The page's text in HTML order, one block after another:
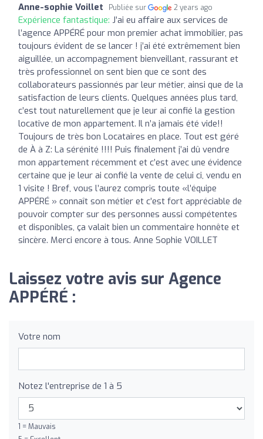
Anne-sophie Voillet Publiée sur 2 years ago
Expérience fantastique: J’ai eu affaire aux services de
l’agence APPÉRÉ pour mon premier achat immobilier, pas
toujours évident de se lancer ! j’ai été extrêmement bien
aiguillée, un accompagnement bienveillant, rassurant et
très professionnel on sent bien que ce sont des
collaborateurs passionnés par leur métier, ainsi que de la
satisfaction de leurs clients. Quelques années plus tard,
c’est tout naturellement que je leur ai confié la gestion
locative de mon appartement. Il n’a jamais été vide!!
Toujours de très bon Locataires en place. Tout est géré
de À à Z: La sérénité !!!! Puis finalement j’ai dû vendre
mon appartement récemment et c’est avec une évidence
certaine que je leur ai confié la vente de celui ci, vendu en
1 visite ! Bref, vous l’aurez compris toute «l’équipe
APPÉRÉ » connaît son métier et c’est fort appréciable de
pouvoir compter sur des personnes aussi compétentes
et disponibles, ça valait bien un commentaire honnête et
sincère. Merci encore à tous. Anne Sophie VOILLET
Laissez votre avis sur Agence
APPÉRÉ :
Votre nom
Notez l'entreprise de 1 à 5
1 = Mauvais